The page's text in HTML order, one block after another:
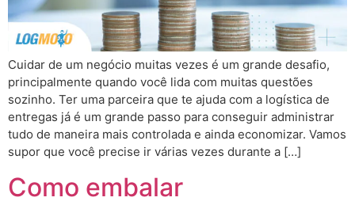
Cuidar de um negócio muitas vezes é um grande desafio,
principalmente quando você lida com muitas questões
sozinho. Ter uma parceira que te ajuda com a logística de
entregas já é um grande passo para conseguir administrar
tudo de maneira mais controlada e ainda economizar. Vamos
supor que você precise ir várias vezes durante a […]
Como embalar